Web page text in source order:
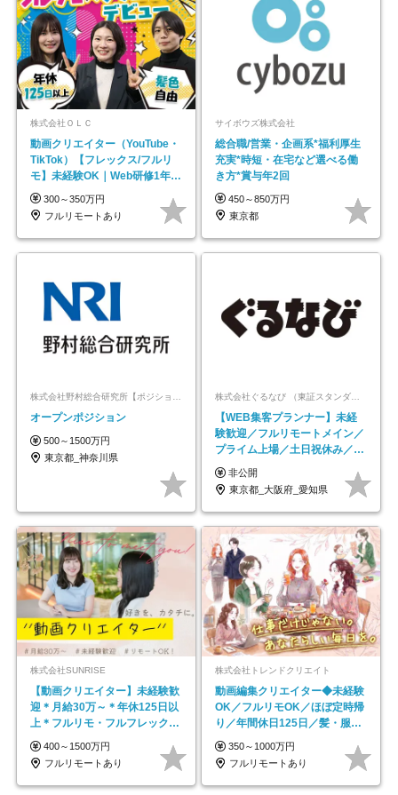
株式会社ＯＬＣ
動画クリエイター（YouTube・
TikTok）【フレックス/フルリ
モ】未経験OK｜Web研修1年間
｜副業OK
300～350万円
フルリモートあり
サイボウズ株式会社
総合職/営業・企画系*福利厚生
充実*時短・在宅など選べる働
き方*賞与年2回
450～850万円
東京都
オープンポジション
500～1500万円
東京都_神奈川県
株式会社ぐるなび （東証スタンダード上場）
【WEB集客プランナー】未経
験歓迎／フルリモートメイン／
プライム上場／土日祝休み／東
京・大阪・名古屋
非公開
東京都_大阪府_愛知県
株式会社SUNRISE
【動画クリエイター】未経験歓
迎＊月給30万～＊年休125日以
上＊フルリモ・フルフレックス
◆10名の採用が決定◆
400～1500万円
フルリモートあり
株式会社トレンドクリエイト
動画編集クリエイター◆未経験
OK／フルリモOK／ほぼ定時帰
り／年間休日125日／髪・服・
ネイル自由／副業OK
350～1000万円
フルリモートあり